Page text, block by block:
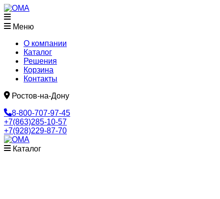
Меню
О компании
Каталог
Решения
Корзина
Контакты
Ростов-на-Дону
8-800-707-97-45
+7(863)285-10-57
+7(928)229-87-70
Каталог